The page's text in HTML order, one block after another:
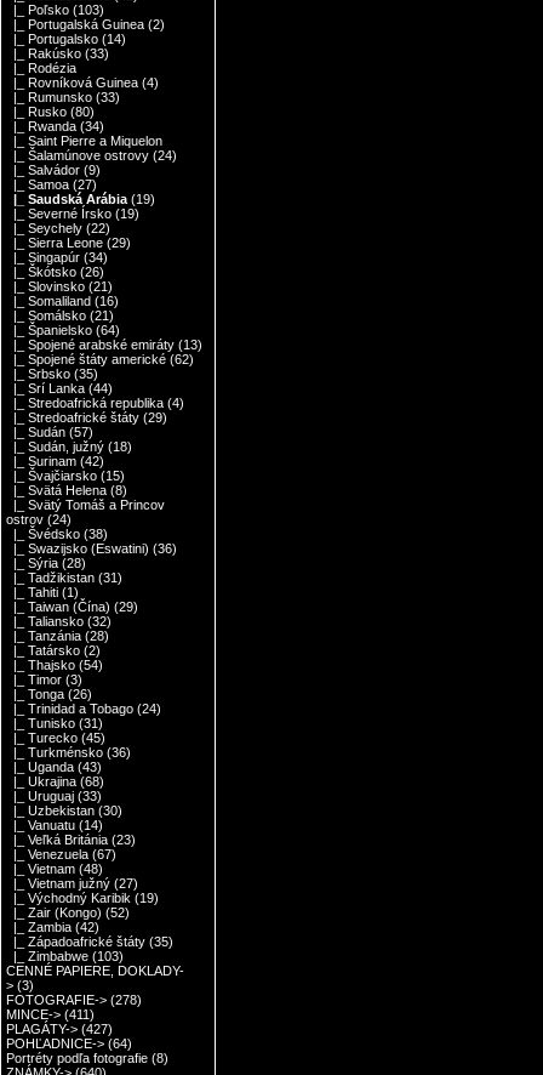
|_ Poľsko (103)
|_ Portugalská Guinea (2)
|_ Portugalsko (14)
|_ Rakúsko (33)
|_ Rodézia
|_ Rovníková Guinea (4)
|_ Rumunsko (33)
|_ Rusko (80)
|_ Rwanda (34)
|_ Saint Pierre a Miquelon
|_ Šalamúnove ostrovy (24)
|_ Salvádor (9)
|_ Samoa (27)
|_ Saudská Arábia (19)
|_ Severné Írsko (19)
|_ Seychely (22)
|_ Sierra Leone (29)
|_ Singapúr (34)
|_ Škótsko (26)
|_ Slovinsko (21)
|_ Somaliland (16)
|_ Somálsko (21)
|_ Španielsko (64)
|_ Spojené arabské emiráty (13)
|_ Spojené štáty americké (62)
|_ Srbsko (35)
|_ Srí Lanka (44)
|_ Stredoafrická republika (4)
|_ Stredoafrické štáty (29)
|_ Sudán (57)
|_ Sudán, južný (18)
|_ Surinam (42)
|_ Švajčiarsko (15)
|_ Svätá Helena (8)
|_ Svätý Tomáš a Princov
ostrov (24)
|_ Švédsko (38)
|_ Swazijsko (Eswatini) (36)
|_ Sýria (28)
|_ Tadžikistan (31)
|_ Tahiti (1)
|_ Taiwan (Čína) (29)
|_ Taliansko (32)
|_ Tanzánia (28)
|_ Tatársko (2)
|_ Thajsko (54)
|_ Timor (3)
|_ Tonga (26)
|_ Trinidad a Tobago (24)
|_ Tunisko (31)
|_ Turecko (45)
|_ Turkménsko (36)
|_ Uganda (43)
|_ Ukrajina (68)
|_ Uruguaj (33)
|_ Uzbekistan (30)
|_ Vanuatu (14)
|_ Veľká Británia (23)
|_ Venezuela (67)
|_ Vietnam (48)
|_ Vietnam južný (27)
|_ Východný Karibik (19)
|_ Zair (Kongo) (52)
|_ Zambia (42)
|_ Západoafrické štáty (35)
|_ Zimbabwe (103)
CENNÉ PAPIERE, DOKLADY-
> (3)
FOTOGRAFIE-> (278)
MINCE-> (411)
PLAGÁTY-> (427)
POHĽADNICE-> (64)
Portréty podľa fotografie (8)